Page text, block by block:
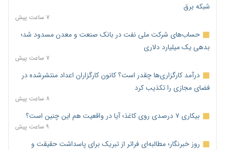
شبکه برق
۷ ساعت پیش
حساب‌های شرکت ملی نفت در بانک صنعت و معدن مسدود شد؛
بدهی یک میلیارد دلاری
۷ ساعت پیش
درآمد کارگزاری‌ها چقدر است؟ کانون کارگزاران اعداد منتشرشده در
فضای مجازی را تکذیب کرد
۸ ساعت پیش
بیکاری ۷ درصدی روی کاغذ؛ آیا در واقعیت هم این چنین است؟
۹ ساعت پیش
روز خبرنگار؛ مطالبه‌ای فراتر از تبریک برای پاسداشت حقیقت و